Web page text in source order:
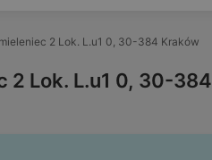
2 Lok. L.u1 0, 30-384 Kraków
2 Lok. L.u1 0, 30-384